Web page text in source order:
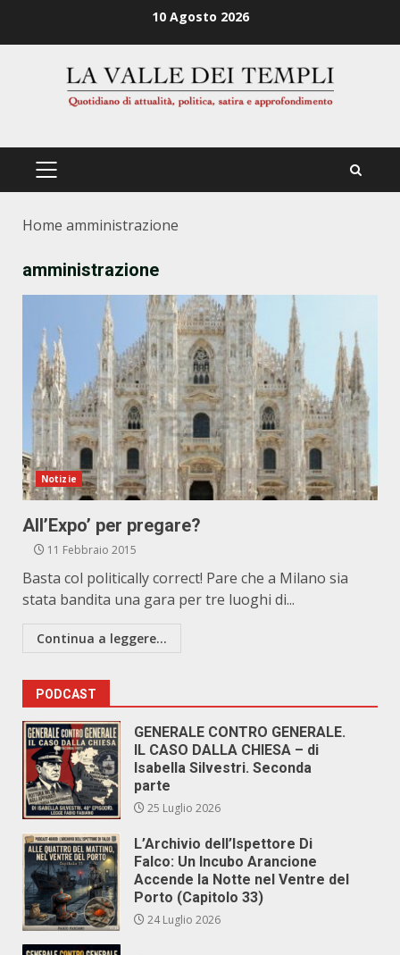
10 Agosto 2026
PRIMÄRES
Home amministrazione
amministrazione
Notizie
All’Expo’ per pregare?
11 Febbraio 2015
Basta col politically correct! Pare che a Milano sia
stata bandita una gara per tre luoghi di...
Continua a leggere...
PODCAST
GENERALE CONTRO GENERALE.
IL CASO DALLA CHIESA – di
Isabella Silvestri. Seconda
parte
25 Luglio 2026
L’Archivio dell’Ispettore Di
Falco: Un Incubo Arancione
Accende la Notte nel Ventre del
Porto (Capitolo 33)
24 Luglio 2026